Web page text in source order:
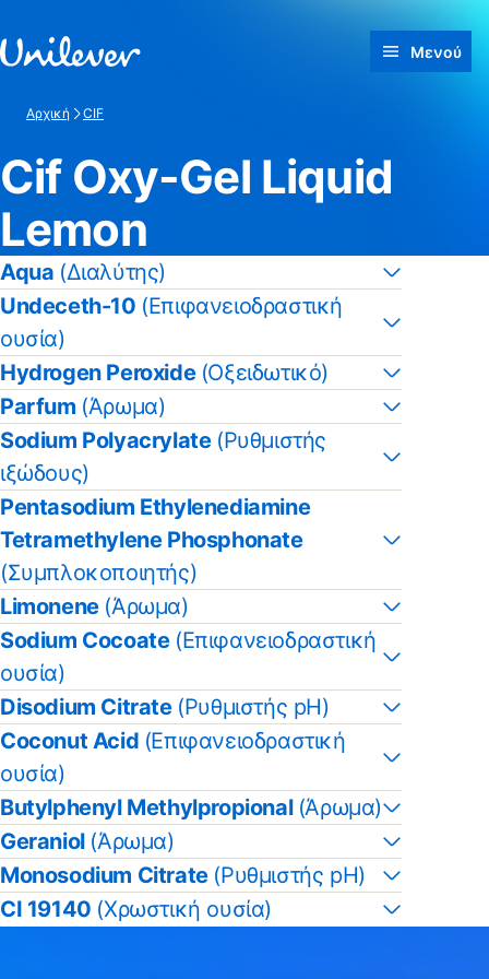
Μενού
Αρχική CIF
Cif Oxy-Gel Liquid
Lemon
Aqua (Διαλύτης)
Undeceth-10 (Επιφανειοδραστική
ουσία)
Hydrogen Peroxide (Οξειδωτικό)
Parfum (Άρωμα)
Sodium Polyacrylate (Ρυθμιστής
ιξώδους)
Pentasodium Ethylenediamine
Tetramethylene Phosphonate
(Συμπλοκοποιητής)
Limonene (Άρωμα)
Sodium Cocoate (Επιφανειοδραστική
ουσία)
Disodium Citrate (Ρυθμιστής pH)
Coconut Acid (Επιφανειοδραστική
ουσία)
Butylphenyl Methylpropional (Άρωμα)
Geraniol (Άρωμα)
Monosodium Citrate (Ρυθμιστής pH)
CI 19140 (Χρωστική ουσία)